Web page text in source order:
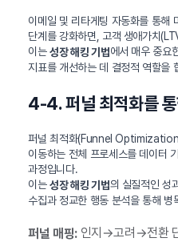
이메일 및 리타게팅 자동화를 통해
단계를 강화하면, 고객 생애가치
이는성장 해킹 기법에서 매우 중요
지표를 개선하는 데 결정적 역할을
4-4. 퍼널 최적화를
퍼널 최적화(Funnel
이동하는 전체 프로세스를 데이터
과정입니다.
이는성장 해킹 기법의 실질적인 성
수집과 정교한 행동 분석을 통해 병
퍼널 매핑:인지→고려→전환